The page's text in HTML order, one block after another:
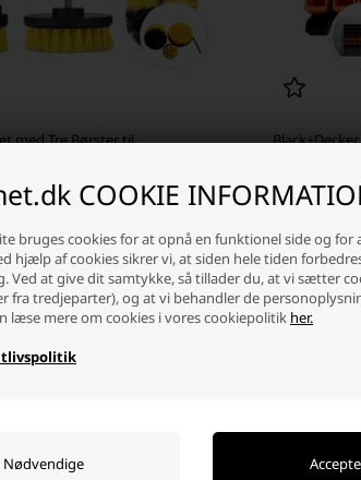
COOKIE
bruges cookies for at opnå en funktionel side og
hjælp af cookies sikrer vi, at siden hele tiden
Ved at give dit samtykke, så tillader du, at vi sætter
fra tredjeparter), og at vi behandler de
læse mere om cookies i vores cookiepolitik her.
med Tre Børster til
44,00 DKK
-Vi sender din pakkei dag
+
På lager-
-